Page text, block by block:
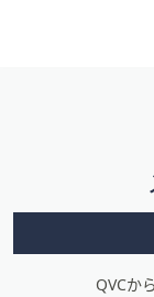
メ
ニ
QVCか